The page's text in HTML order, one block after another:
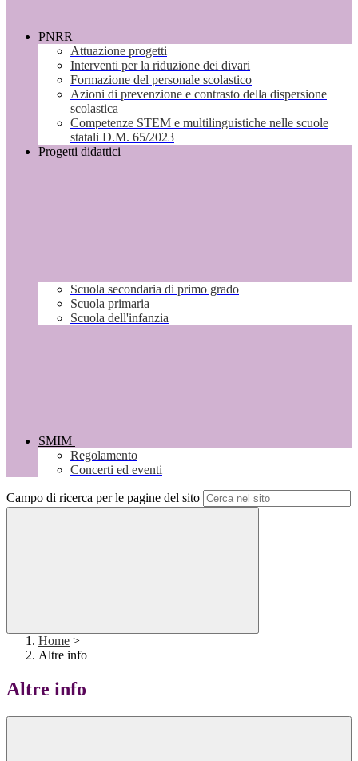
PNRR
Attuazione progetti
Interventi per la riduzione dei divari
Formazione del personale scolastico
Azioni di prevenzione e contrasto della dispersione
scolastica
Competenze STEM e multilinguistiche nelle scuole
statali D.M. 65/2023
Progetti didattici
Scuola secondaria di primo grado
Scuola primaria
Scuola dell'infanzia
SMIM
Regolamento
Concerti ed eventi
Campo di ricerca per le pagine del sito
Home >
Altre info
Altre info